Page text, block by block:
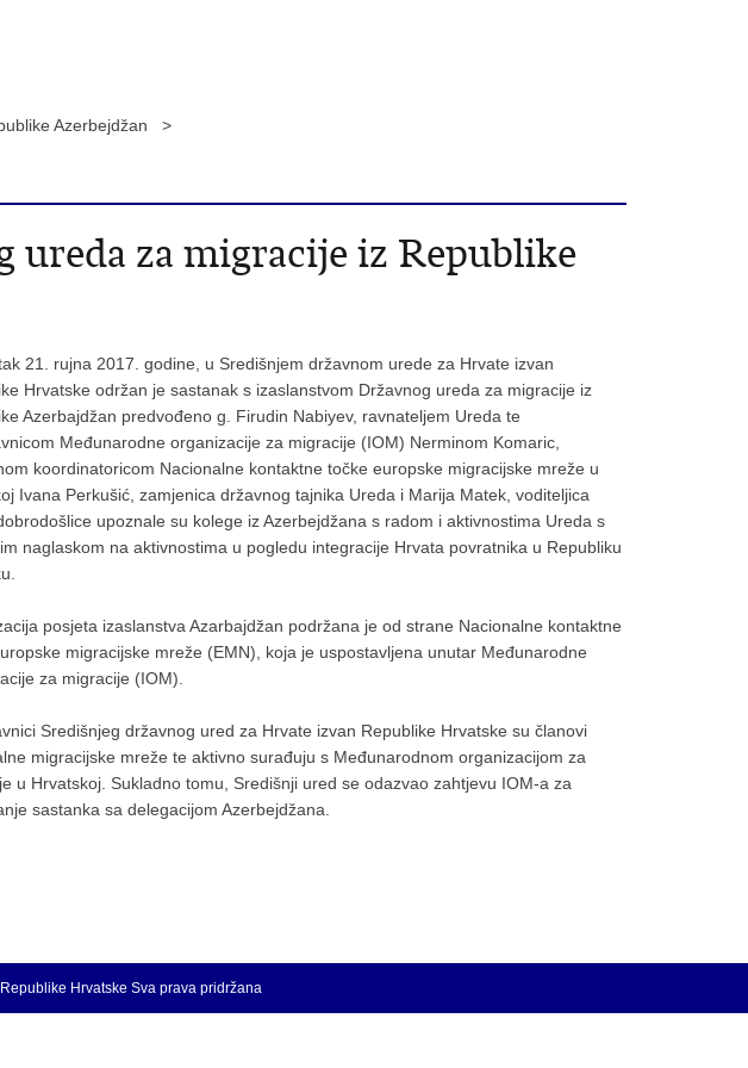
Azerbejdžan >
ureda za migracije iz Republike
21. rujna 2017. godine, u Središnjem državnom urede za Hrvate izvan
Hrvatske održan je sastanak s izaslanstvom Državnog ureda za migracije iz
Azerbajdžan predvođeno g. Firudin Nabiyev, ravnateljem Ureda te
Međunarodne organizacije za migracije (IOM) Nerminom Komaric,
koordinatoricom Nacionalne kontaktne točke europske migracijske mreže u
Ivana Perkušić, zamjenica državnog tajnika Ureda i Marija Matek, voditeljica
upoznale su kolege iz Azerbejdžana s radom i aktivnostima Ureda s
naglaskom na aktivnostima u pogledu integracije Hrvata povratnika u Republiku
posjeta izaslanstva Azarbajdžan podržana je od strane Nacionalne kontaktne
migracijske mreže (EMN), koja je uspostavljena unutar Međunarodne
za migracije (IOM).
Središnjeg državnog ured za Hrvate izvan Republike Hrvatske su članovi
migracijske mreže te aktivno surađuju s Međunarodnom organizacijom za
u Hrvatskoj. Sukladno tomu, Središnji ured se odazvao zahtjevu IOM-a za
sastanka sa delegacijom Azerbejdžana.
Hrvatske Sva prava pridržana